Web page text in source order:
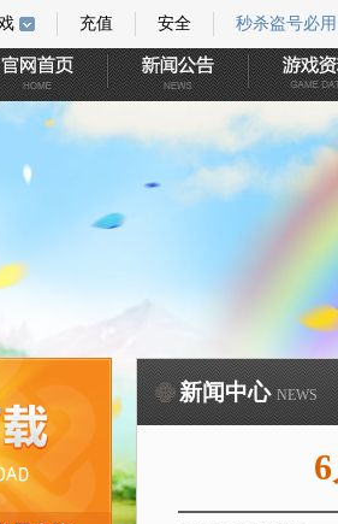
新闻中心 NEWS
充值 安全 秒杀盗号必用